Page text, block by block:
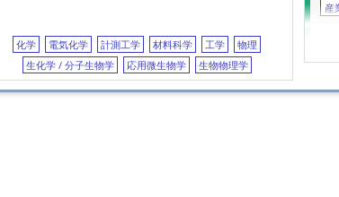
化学 電気化学 計測工学 材料科学 工学
物理
生化学 / 分子生物学
応用微生物学 生物物理学
産